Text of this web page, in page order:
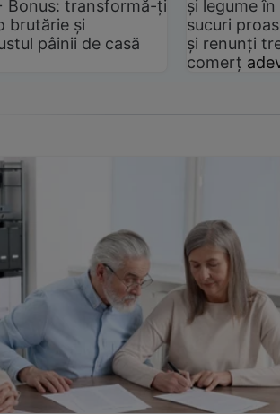
Bonus: transformă-ți
brutărie și
pâinii de casă
și legume
sucuri
și renunți
comerț